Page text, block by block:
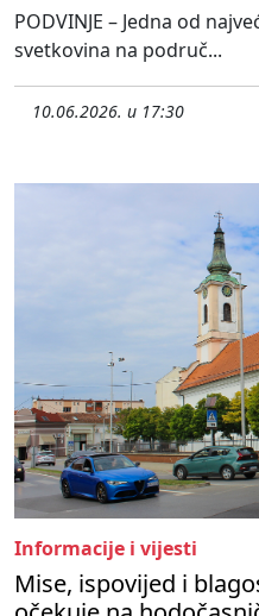
PODVINJE – Jedna od
svetkovina na područ...
10.06.2026. u 17:30
Informacije i vijesti
Mise, ispovijed i